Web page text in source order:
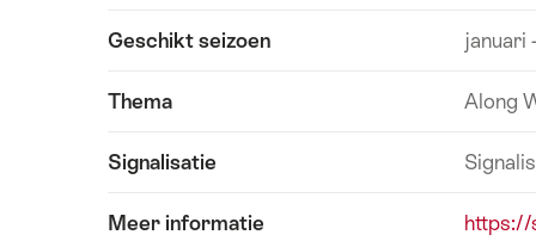
Geschikt seizoen januari
Thema Along
Signalisatie
Meer informatie https://